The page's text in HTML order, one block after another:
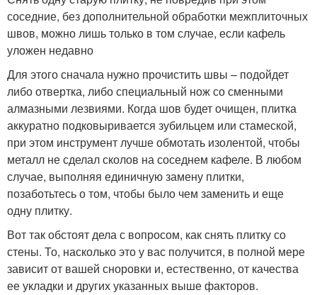
соседние, без дополнительной обработки межплиточных
швов, можно лишь только в том случае, если кафель
уложен недавно
Для этого сначала нужно прочистить швы – подойдет
либо отвертка, либо специальный нож со сменными
алмазными лезвиями. Когда шов будет очищен, плитка
аккуратно подковыривается зубильцем или стамеской,
при этом инструмент лучше обмотать изолентой, чтобы
металл не сделал сколов на соседнем кафеле. В любом
случае, выполняя единичную замену плитки,
позаботьтесь о том, чтобы было чем заменить и еще
одну плитку.
Вот так обстоят дела с вопросом, как снять плитку со
стены. То, насколько это у вас получится, в полной мере
зависит от вашей сноровки и, естественно, от качества
ее укладки и других указанных выше факторов.